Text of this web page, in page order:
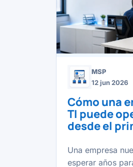
MSP
12 jun 2026
Cómo una
TI puede
desde el
Una empresa
esperar años